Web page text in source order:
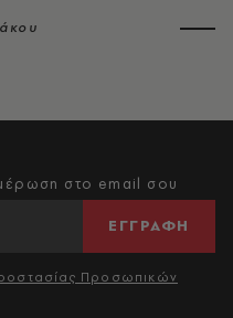
στο email σου
ΕΓΓΡΑΦΗ
Προσωπικών